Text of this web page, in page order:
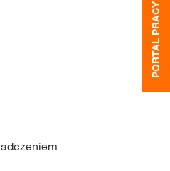
Zabiegi CONVISO®
Dystrybutorzy rzepaku
PORTAL PRACY